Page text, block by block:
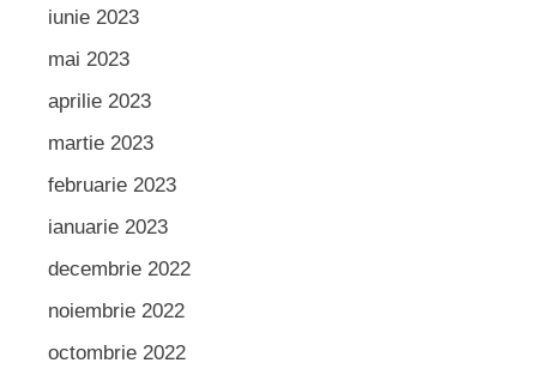
iunie 2023
mai 2023
aprilie 2023
martie 2023
februarie 2023
ianuarie 2023
decembrie 2022
noiembrie 2022
octombrie 2022